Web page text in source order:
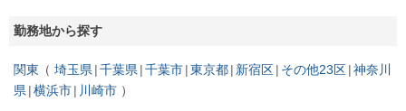
勤務地から探す
関東 埼玉県 千葉県 千葉市 東京都 新宿区 その他23区 神奈川
県 横浜市 川崎市